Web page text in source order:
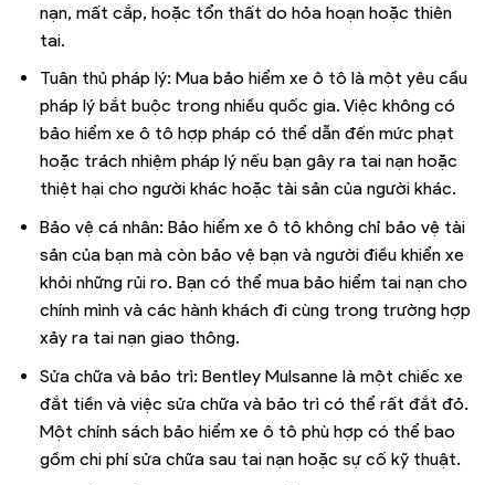
nạn, mất cắp, hoặc tổn thất do hỏa hoạn hoặc thiên
tai.
Tuân thủ pháp lý: Mua bảo hiểm xe ô tô là một yêu cầu
pháp lý bắt buộc trong nhiều quốc gia. Việc không có
bảo hiểm xe ô tô hợp pháp có thể dẫn đến mức phạt
hoặc trách nhiệm pháp lý nếu bạn gây ra tai nạn hoặc
thiệt hại cho người khác hoặc tài sản của người khác.
Bảo vệ cá nhân: Bảo hiểm xe ô tô không chỉ bảo vệ tài
sản của bạn mà còn bảo vệ bạn và người điều khiển xe
khỏi những rủi ro. Bạn có thể mua bảo hiểm tai nạn cho
chính mình và các hành khách đi cùng trong trường hợp
xảy ra tai nạn giao thông.
Sửa chữa và bảo trì: Bentley Mulsanne là một chiếc xe
đắt tiền và việc sửa chữa và bảo trì có thể rất đắt đỏ.
Một chính sách bảo hiểm xe ô tô phù hợp có thể bao
gồm chi phí sửa chữa sau tai nạn hoặc sự cố kỹ thuật.